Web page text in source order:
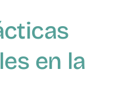
en la